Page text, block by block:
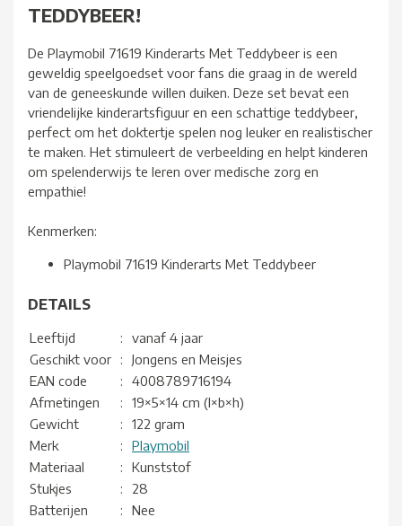
TEDDYBEER!
De Playmobil 71619 Kinderarts Met Teddybeer is een
geweldig speelgoedset voor fans die graag in de wereld
van de geneeskunde willen duiken. Deze set bevat een
vriendelijke kinderartsfiguur en een schattige teddybeer,
perfect om het doktertje spelen nog leuker en realistischer
te maken. Het stimuleert de verbeelding en helpt kinderen
om spelenderwijs te leren over medische zorg en
empathie!
Kenmerken:
Playmobil 71619 Kinderarts Met Teddybeer
DETAILS
Leeftijd :
vanaf 4 jaar
Geschikt voor
:
Jongens en Meisjes
EAN code
:
4008789716194
Afmetingen
:
19×5×14 cm (l×b×h)
Gewicht
:
122 gram
Merk
:
Playmobil
Materiaal
:
Kunststof
Stukjes
:
28
Batterijen
:
Nee